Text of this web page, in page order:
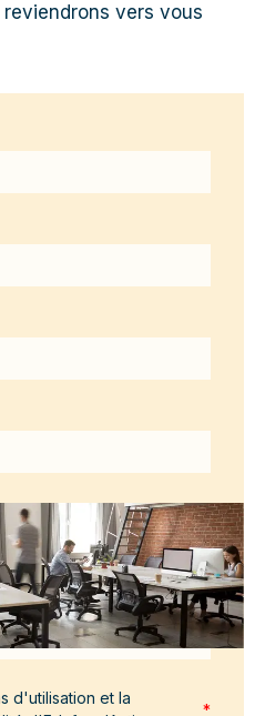
reviendrons vers vous
d'utilisation et la
*